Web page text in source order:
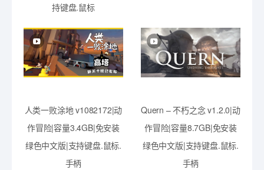
持键盘.鼠标
人类一败涂地 v1082172|动
作冒险|容量3.4GB|免安装
绿色中文版|支持键盘.鼠标.
手柄
Quern – 不朽之念 v1.2.0|动
作冒险|容量8.7GB|免安装
绿色中文版|支持键盘.鼠标.
手柄